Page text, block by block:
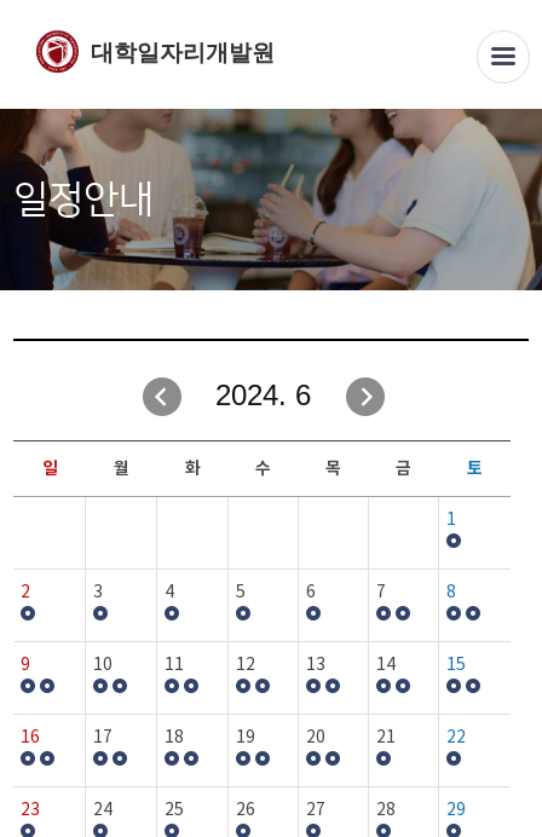
대학일자리개발원
일정안내
2024. 6
일 월 화 수 목 금 토
1
2 3 4 5 6 7 8
9 10 11 12 13 14 15
16 17 18 19 20 21 22
23 24 25 26 27 28 29